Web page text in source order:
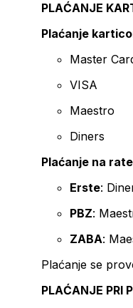
PLAĆANJE
Plaćanje
Master
VISA
Maestro
Diners
Plaćanje na
Erste:
PBZ:
ZABA:
Plaćanje se
PLAĆANJE PRI